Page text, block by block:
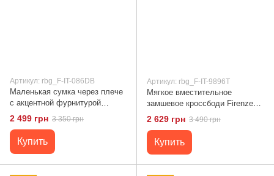
Артикул: rbg_F-IT-086DB
Маленькая сумка через плече
с акцентной фурнитурой
Firenze Italy F-IT-086DB
Коричневый
2 499 грн 3 350 грн
Купить
Артикул: rbg_F-IT-9896T
Мягкое вместительное
замшевое кроссбоди Firenze
Italy F-IT-9896T тауп
2 629 грн 3 490 грн
Купить